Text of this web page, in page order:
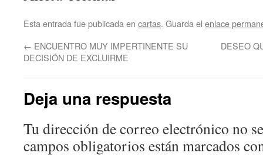
Esta entrada fue publicada en cartas. Guarda el enlace
← ENCUENTRO MUY IMPERTINENTE SU
DECISIÓN DE EXCLUIRME
DESEO
Deja una respuesta
Tu dirección de correo electrónico no
campos obligatorios están marcados